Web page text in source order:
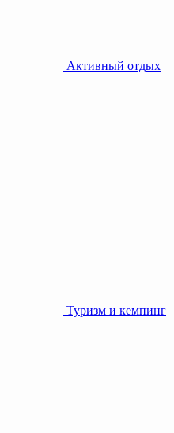
Активный отдых
Туризм и кемпинг